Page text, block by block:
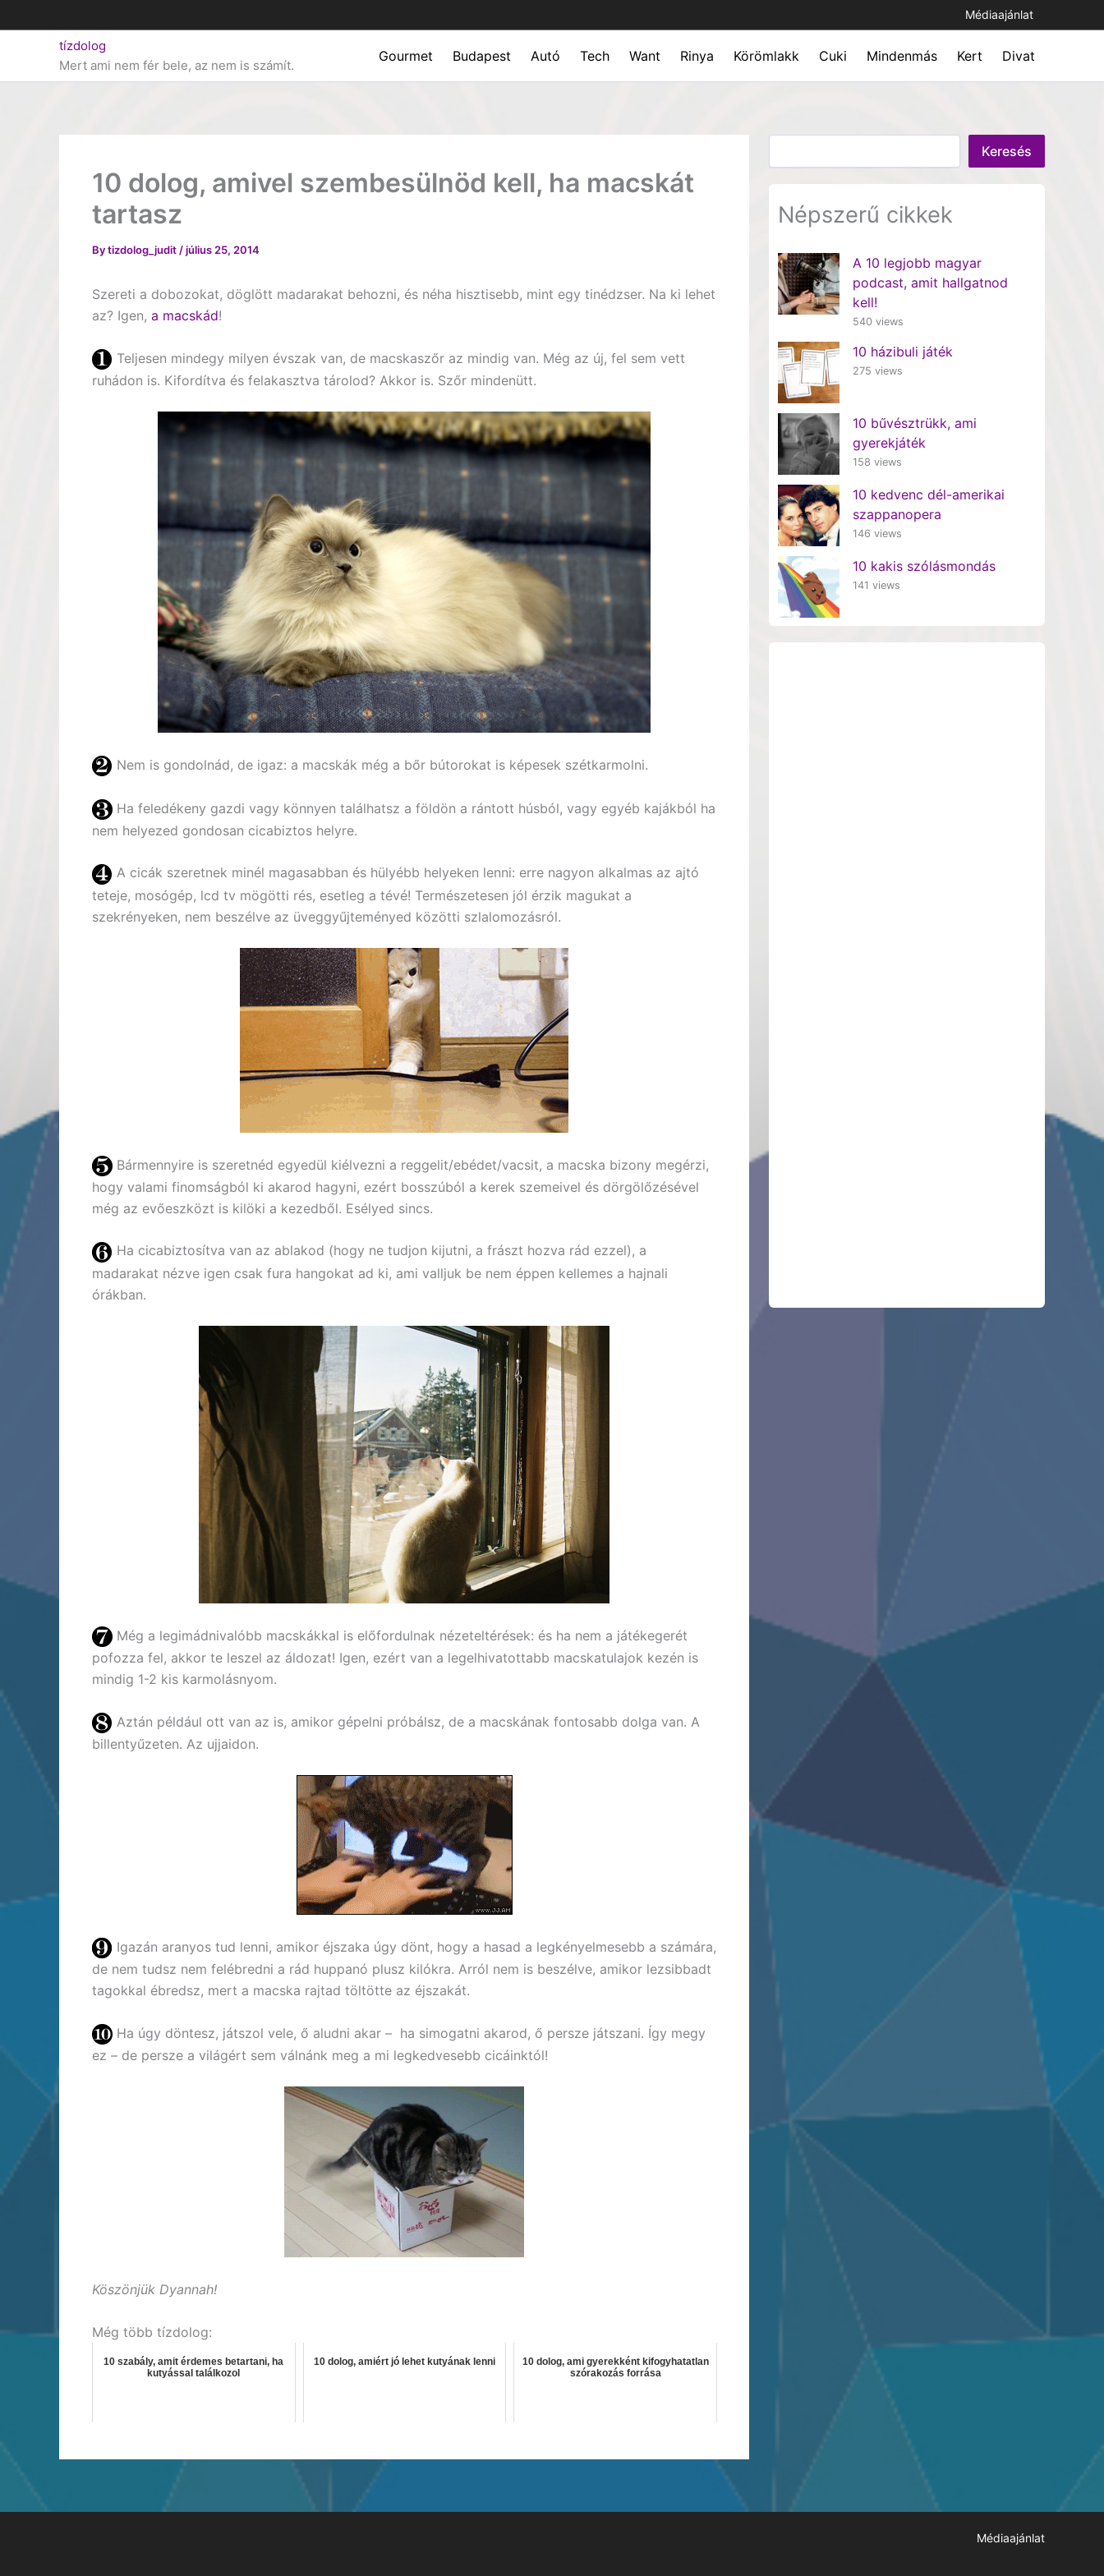
to
Médiaajánlat
tízdolog
Mert ami nem fér bele, az nem is számít.
Gourmet Budapest Autó Tech Want Rinya Körömlakk Cuki Mindenmás Kert Divat
10 dolog, amivel szembesülnöd kell, ha macskát
tartasz
Bytizdolog_judit /július 25, 2014
Szereti a dobozokat, döglött madarakat behozni, és néha hisztisebb, mint egy tinédzser. Na ki lehet
az? Igen, a macskád!
Teljesen mindegy milyen évszak van, de macskaszőr az mindig van. Még az új, fel sem vett
ruhádon is. Kifordítva és felakasztva tárolod? Akkor is. Szőr mindenütt.
Nem is gondolnád, de igaz: a macskák még a bőr bútorokat is képesek szétkarmolni.
Ha feledékeny gazdi vagy könnyen találhatsz a földön a rántott húsból, vagy egyéb kajákból ha
nem helyezed gondosan cicabiztos helyre.
A cicák szeretnek minél magasabban és hülyébb helyeken lenni: erre nagyon alkalmas az ajtó
teteje, mosógép, lcd tv mögötti rés, esetleg a tévé! Természetesen jól érzik magukat a
szekrényeken, nem beszélve az üveggyűjteményed közötti szlalomozásról.
Bármennyire is szeretnéd egyedül kiélvezni a reggelit/ebédet/vacsit, a macska bizony megérzi,
hogy valami finomságból ki akarod hagyni, ezért bosszúból a kerek szemeivel és dörgölőzésével
még az evőeszközt is kilöki a kezedből. Esélyed sincs.
Ha cicabiztosítva van az ablakod (hogy ne tudjon kijutni, a frászt hozva rád ezzel), a
madarakat nézve igen csak fura hangokat ad ki, ami valljuk be nem éppen kellemes a hajnali
órákban.
Még a legimádnivalóbb macskákkal is előfordulnak nézeteltérések: és ha nem a játékegerét
pofozza fel, akkor te leszel az áldozat! Igen, ezért van a legelhivatottabb macskatulajok kezén is
mindig 1-2 kis karmolásnyom.
Aztán például ott van az is, amikor gépelni próbálsz, de a macskának fontosabb dolga van. A
billentyűzeten. Az ujjaidon.
Igazán aranyos tud lenni, amikor éjszaka úgy dönt, hogy a hasad a legkényelmesebb a számára,
de nem tudsz nem felébredni a rád huppanó plusz kilókra. Arról nem is beszélve, amikor lezsibbadt
tagokkal ébredsz, mert a macska rajtad töltötte az éjszakát.
Ha úgy döntesz, játszol vele, ő aludni akar – ha simogatni akarod, ő persze játszani. Így megy
ez – de persze a világért sem válnánk meg a mi legkedvesebb cicáinktól!
Köszönjük Dyannah!
Még több tízdolog:
10 szabály, amit érdemes betartani, ha
kutyással találkozol
10 dolog, amiért jó lehet kutyának lenni
10 dolog, ami gyerekként kifogyhatatlan
szórakozás forrása
Keresés
Népszerű cikkek
A 10 legjobb magyar
podcast, amit hallgatnod
kell!
540 views
10 házibuli játék
275 views
10 bűvésztrükk, ami
gyerekjáték
158 views
10 kedvenc dél-amerikai
szappanopera
146 views
10 kakis szólásmondás
141 views
Médiaajánlat